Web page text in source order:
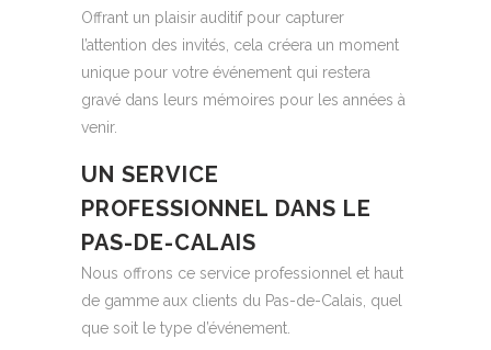
Offrant un plaisir auditif pour capturer
l’attention des invités, cela créera un moment
unique pour votre événement qui restera
gravé dans leurs mémoires pour les années à
venir.
UN SERVICE
PROFESSIONNEL DANS LE
PAS-DE-CALAIS
Nous offrons ce service professionnel et haut
de gamme aux clients du Pas-de-Calais, quel
que soit le type d’événement.